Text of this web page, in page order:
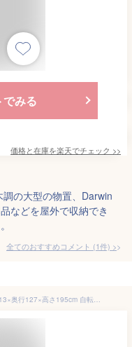
でみる
価格と在庫を楽天でチェック >>
の大型の物置、Darwin
などを屋外で収納でき
全てのおすすめコメント (1件) >
【約0.7坪】おしゃれ物置 屋外収納庫 幅213×奥行127×高さ195cm 自転車・庭道具・タイヤ・ゴルフバッグ収納 メタルシェッド001/002 大型物置 スチール製 大容量 ガーデニング用品 玄関横収納 ベランダ収納